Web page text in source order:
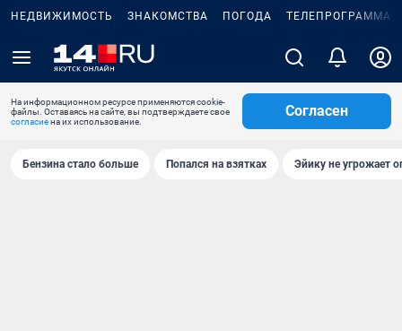
НЕДВИЖИМОСТЬ ЗНАКОМСТВА ПОГОДА ТЕЛЕПРОГРАММА
На информационном ресурсе применяются cookie-
файлы. Оставаясь на сайте, вы подтверждаете свое
согласиена их использование.
Согласен
Бензина стало больше Попался на взятках Эйику не угрожает